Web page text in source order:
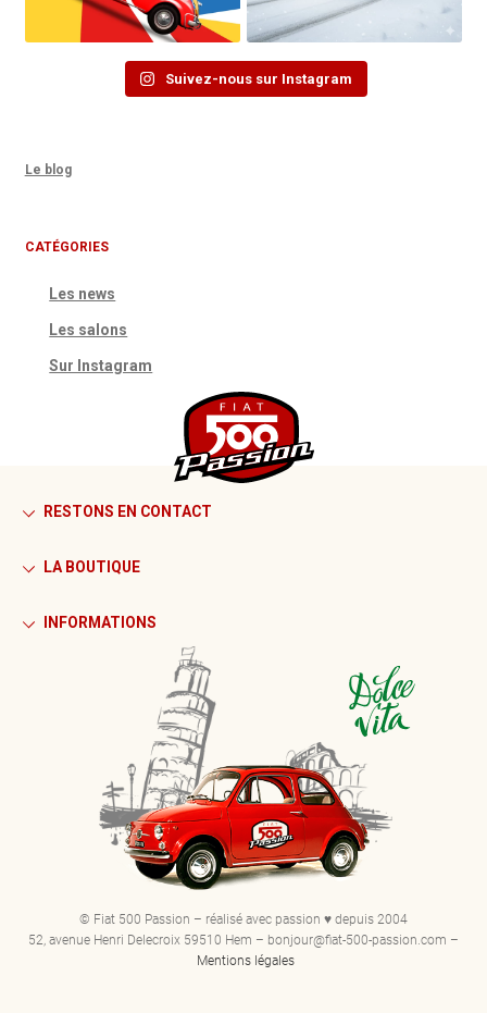
Suivez-nous sur Instagram
Le blog
CATÉGORIES
Les news
Les salons
Sur Instagram
RESTONS EN CONTACT
LA BOUTIQUE
INFORMATIONS
© Fiat 500 Passion – réalisé avec passion ♥ depuis 2004
52, avenue Henri Delecroix 59510 Hem – bonjour@fiat-500-passion.com –
Mentions légales